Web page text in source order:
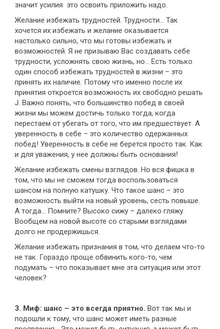
значит усилия это освоить приложить надо.
Желание избежать трудностей. Трудности… Так
хочется их избежать и желание оказывается
настолько сильно, что мы готовы избежать и
возможностей. Я не призываю Вас создавать себе
трудности, усложнять свою жизнь, но… Есть только
один способ избежать трудностей в жизни – это
принять их наличие. Потому что именно после их
принятия откроется возможность их свободно решать
J. Важно понять, что большинство побед в своей
жизни мы можем достичь только тогда, когда
перестаем от убегать от того, что им предшествует. А
уверенность в себе – это количество одержанных
побед! Уверенность в себе не берется просто так. Как
и для уважения, у нее должны быть основания!
Желание избежать смены взглядов. Но вся фишка в
том, что мы не сможем тогда воспользоваться
шансом на полную катушку. Что такое шанс – это
возможность выйти на новый уровень, сесть повыше.
А тогда… Помните? Высоко сижу – далеко гляжу.
Вообщем на новой высоте со старыми взглядами
долго не продержишься.
Желание избежать признания в том, что делаем что-то
не так. Гораздо проще обвинить кого-то, чем
подумать – что показывает мне эта ситуация или этот
человек?
3. Миф: шанс – это всегда приятно. Вот так мы и
подошли к тому, что шанс может иметь разные